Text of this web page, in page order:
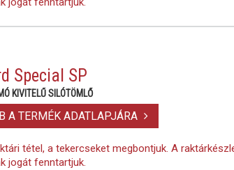
Special SP
KIVITELŰ SILÓTÖMLŐ
A TERMÉK ADATLAPJÁRA
tétel, a tekercseket megbontjuk. A
jogát fenntartjuk.